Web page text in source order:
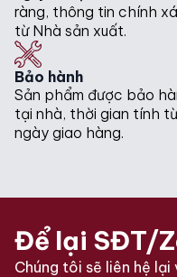
ràng, thông tin chính
từ Nhà sản xuất.
Bảo hành
Sản phẩm được bảo
tại nhà, thời gian tính từ
ngày giao hàng.
Để lại SĐT/
Chúng tôi sẽ liên hệ